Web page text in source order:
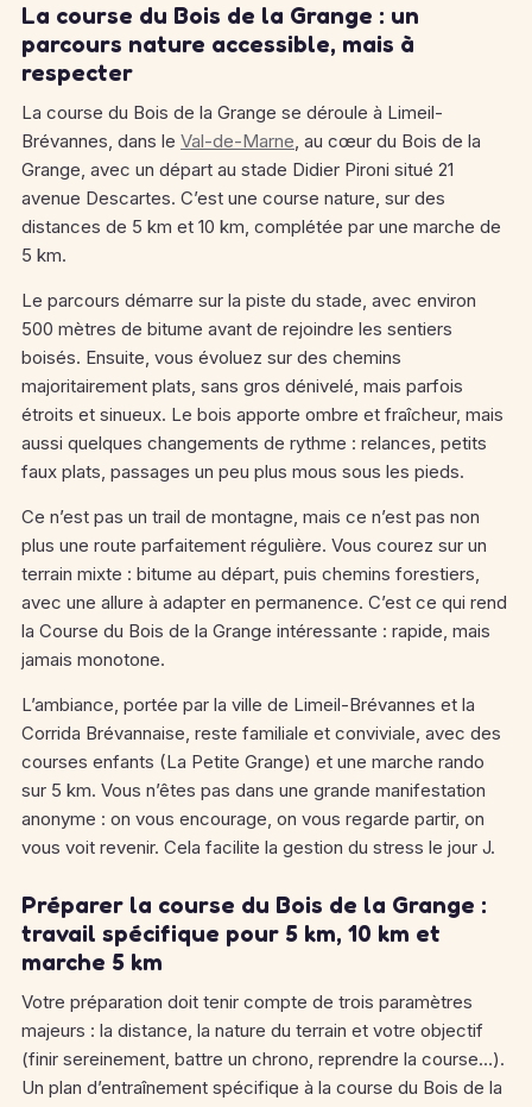
La course du Bois de la Grange : un
parcours nature accessible, mais à
respecter
La course du Bois de la Grange se déroule à Limeil-
Brévannes, dans le Val-de-Marne, au cœur du Bois de la
Grange, avec un départ au stade Didier Pironi situé 21
avenue Descartes. C’est une course nature, sur des
distances de 5 km et 10 km, complétée par une marche de
5 km.
Le parcours démarre sur la piste du stade, avec environ
500 mètres de bitume avant de rejoindre les sentiers
boisés. Ensuite, vous évoluez sur des chemins
majoritairement plats, sans gros dénivelé, mais parfois
étroits et sinueux. Le bois apporte ombre et fraîcheur, mais
aussi quelques changements de rythme : relances, petits
faux plats, passages un peu plus mous sous les pieds.
Ce n’est pas un trail de montagne, mais ce n’est pas non
plus une route parfaitement régulière. Vous courez sur un
terrain mixte : bitume au départ, puis chemins forestiers,
avec une allure à adapter en permanence. C’est ce qui rend
la Course du Bois de la Grange intéressante : rapide, mais
jamais monotone.
L’ambiance, portée par la ville de Limeil-Brévannes et la
Corrida Brévannaise, reste familiale et conviviale, avec des
courses enfants (La Petite Grange) et une marche rando
sur 5 km. Vous n’êtes pas dans une grande manifestation
anonyme : on vous encourage, on vous regarde partir, on
vous voit revenir. Cela facilite la gestion du stress le jour J.
Préparer la course du Bois de la Grange :
travail spécifique pour 5 km, 10 km et
marche 5 km
Votre préparation doit tenir compte de trois paramètres
majeurs : la distance, la nature du terrain et votre objectif
(finir sereinement, battre un chrono, reprendre la course…).
Un plan d’entraînement spécifique à la course du Bois de la